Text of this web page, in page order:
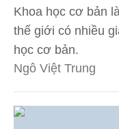
Khoa học cơ bản
thế giới có nhiều
học cơ bản.
Ngô Việt Trung